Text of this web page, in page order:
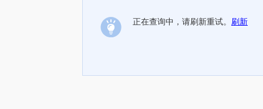
正在查询中，请刷新重试。 刷新